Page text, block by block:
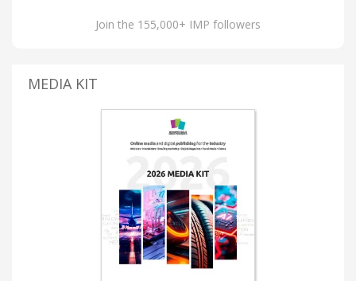
Join the 155,000+ IMP followers
MEDIA KIT